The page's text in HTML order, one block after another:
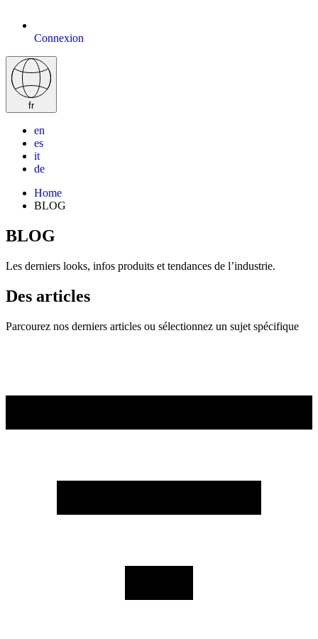
Connexion
fr
en
es
it
de
Home
BLOG
BLOG
Les derniers looks, infos produits et tendances de l’industrie.
Des articles
Parcourez nos derniers articles ou sélectionnez un sujet spécifique